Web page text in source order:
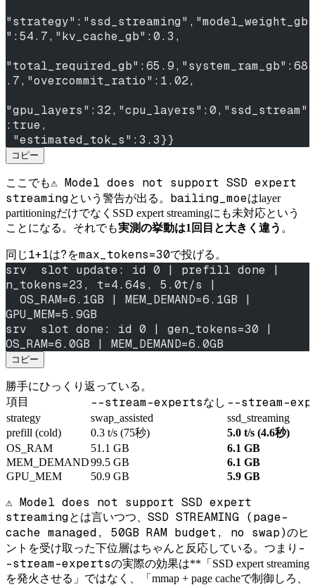
"strategy":"ssd_streaming","model_weight_gb
":54.7,"kv_cache_gb":0.3,
"total_required_gb":65.9,"system_ram_gb":68
.7,"overcommit_ratio":1.02,
"gpu_layers":32,"cpu_layers":0,"ssd_stream"
:true,
"estimated_tok_s":3.3}}
コピー
ここでも⚠️ Model does not support SSD expert
streamingという警告が出る。 bailing_moeはlayer
partitioningだけでなくSSD expert streamingにも未対応という
ことになる。それでも実測の挙動は1回目と大きく違う 。
同じ1+1は? をmax_tokens=30で投げる。
srv  slot update: id 0 | prefill done |
n_tokens=23, t=4.64s, 5.0t/s |
GPU_MEM=5.9GB
srv  slot done: id 0 | gen_tokens=30 |
OS_RAM=6.0GB | MEM_DEMAND=6.0GB
コピー
勝手にひっくり返っている。
項目
--stream-expertsなし --stream-
strategy swap_assisted
ssd_streaming
prefill (cold)
0.3 t/s (75秒)
5.0 t/s (4.6秒)
OS_RAM
51.1 GB
6.1 GB
MEM_DEMAND99.5 GB
6.1 GB
GPU_MEM
50.9 GB 5.9 GB
⚠️ Model does not support SSD expert
streamingとは言いつつ、 SSD STREAMING (page-
cache managed, 50GB RAM budget, no swap)のヒ
ントを受け取った下位層はちゃんと反応している。つまり -
-stream-expertsの実際の効果は**「SSD expert streaming
を発火させる」ではなく、「mmap + page cacheで制御しろ、